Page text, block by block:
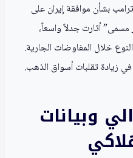
بشأن موافقة إيران على
أثارت جدلاً واسعاً،
خلال المفاوضات الجارية.
زيادة تقلبات أسواق الذهب.
وبيانات